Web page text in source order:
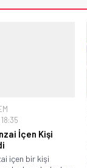
İçen Kişi
içen bir kişi